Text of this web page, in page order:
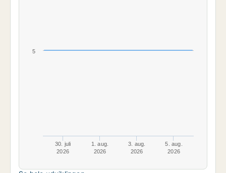
30. juli
2026
1. aug.
2026
3. aug.
2026
5. aug.
2026
5